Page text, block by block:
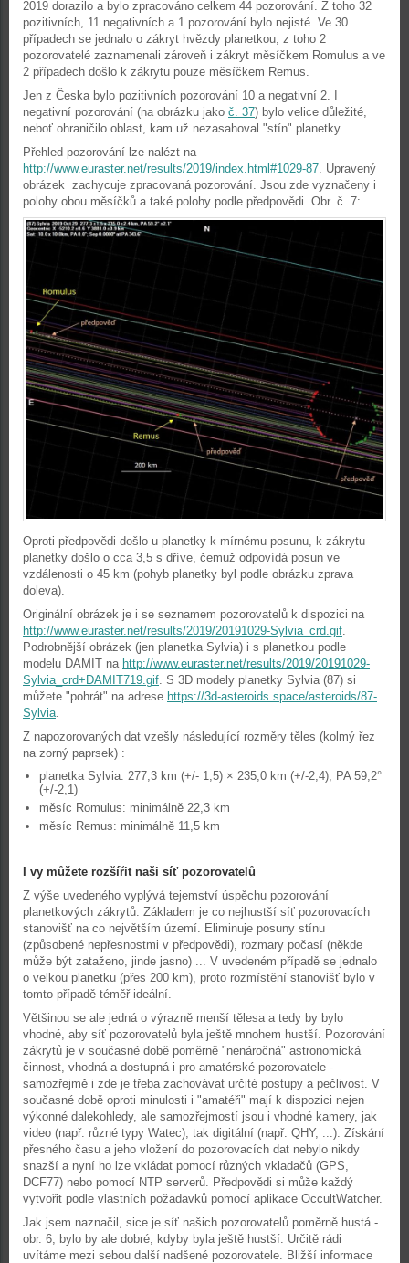
2019 dorazilo a bylo zpracováno celkem 44 pozorování. Z toho 32
pozitivních, 11 negativních a 1 pozorování bylo nejisté. Ve 30
případech se jednalo o zákryt hvězdy planetkou, z toho 2
pozorovatelé zaznamenali zároveň i zákryt měsíčkem Romulus a ve
2 případech došlo k zákrytu pouze měsíčkem Remus.
Jen z Česka bylo pozitivních pozorování 10 a negativní 2. I
negativní pozorování (na obrázku jako č. 37) bylo velice důležité,
neboť ohraničilo oblast, kam už nezasahoval "stín" planetky.
Přehled pozorování lze nalézt na
http://www.euraster.net/results/2019/index.html#1029-87. Upravený
obrázek zachycuje zpracovaná pozorování. Jsou zde vyznačeny i
polohy obou měsíčků a také polohy podle předpovědi. Obr. č. 7:
Oproti předpovědi došlo u planetky k mírnému posunu, k zákrytu
planetky došlo o cca 3,5 s dříve, čemuž odpovídá posun ve
vzdálenosti o 45 km (pohyb planetky byl podle obrázku zprava
doleva).
Originální obrázek je i se seznamem pozorovatelů k dispozici na
http://www.euraster.net/results/2019/20191029-Sylvia_crd.gif
Podrobnější obrázek (jen planetka Sylvia) i s planetkou podle
modelu DAMIT na http://www.euraster.net/results/2019/20191029-
Sylvia_crd+DAMIT719.gif . S 3D modely planetky Sylvia (87) si
můžete "pohrát" na adrese https://3d-asteroids.space/asteroids/87-
Sylvia
Z napozorovaných dat vzešly následující rozměry těles (kolmý řez
na zorný paprsek) :
planetka Sylvia: 277,3 km (+/- 1,5) × 235,0 km (+/-2,4), PA 59,2°
(+/-2,1)
měsíc Romulus: minimálně 22,3 km
měsíc Remus: minimálně 11,5 km
I vy můžete rozšířit naši síť pozorovatelů
Z výše uvedeného vyplývá tejemství úspěchu pozorování
planetkových zákrytů. Základem je co nejhustší síť pozorovacích
stanovišť na co největším území. Eliminuje posuny stínu
(způsobené nepřesnostmi v předpovědi), rozmary počasí (někde
může být zataženo, jinde jasno) ... V uvedeném případě se jednalo
o velkou planetku (přes 200 km), proto rozmístění stanovišť bylo v
tomto případě téměř ideální.
Většinou se ale jedná o výrazně menší tělesa a tedy by bylo
vhodné, aby síť pozorovatelů byla ještě mnohem hustší. Pozorování
zákrytů je v současné době poměrně "nenáročná" astronomická
činnost, vhodná a dostupná i pro amatérské pozorovatele -
samozřejmě i zde je třeba zachovávat určité postupy a pečlivost. V
současné době oproti minulosti i "amatéři" mají k dispozici nejen
výkonné dalekohledy, ale samozřejmostí jsou i vhodné kamery, jak
video (např. různé typy Watec), tak digitální (např. QHY, ...). Získání
přesného času a jeho vložení do pozorovacích dat nebylo nikdy
snazší a nyní ho lze vkládat pomocí různých vkladačů (GPS,
DCF77) nebo pomocí NTP serverů. Předpovědi si může každý
vytvořit podle vlastních požadavků pomocí aplikace OccultWatcher.
Jak jsem naznačil, sice je síť našich pozorovatelů poměrně hustá -
obr. 6, bylo by ale dobré, kdyby byla ještě hustší. Určitě rádi
uvítáme mezi sebou další nadšené pozorovatele. Bližší informace